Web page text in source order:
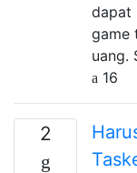
dapat
game
uang.
16
2